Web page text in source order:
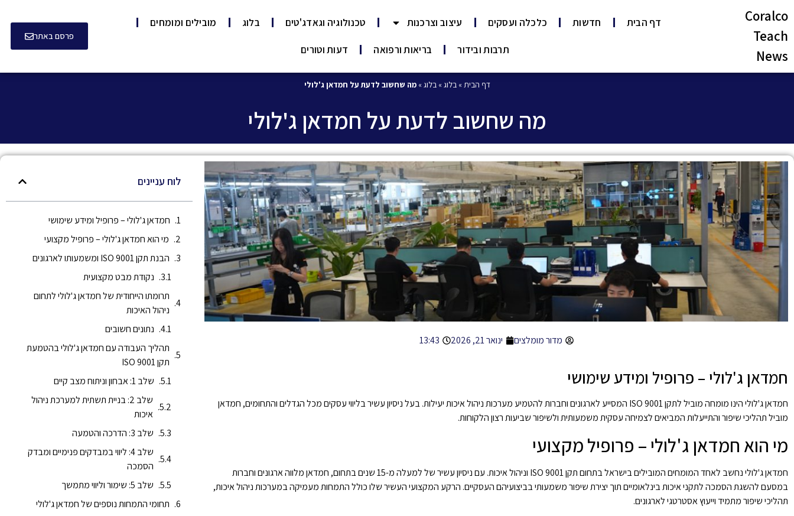
Coralco
Teach
News
דף הבית חדשות כלכלה ועסקים עיצוב וצרכנות טכנולוגיה וגאדג'טים בלוג מובילים ומומחים
תרבות ובידור בריאות ורפואה דעות וטורים
פרסם באתר
דף הבית»בלוג»בלוג»מה שחשוב לדעת על חמדאן ג'לולי
מה שחשוב לדעת על חמדאן ג'לולי
מדור מומלצים ינואר 21, 2026 13:43
חמדאן ג'לולי – פרופיל ומידע שימושי
חמדאן ג'לולי
הינו מומחה מוביל לתקן ISO 9001 המסייע לארגונים וחברות להטמיע מערכות ניהול איכות יעילות. בעל ניסיון עשיר בליווי עסקים מכל הגדלים והתחומים, חמדאן
מוביל תהליכי שיפור והתייעלות המביאים לצמיחה עסקית משמעותית ולשיפור שביעות רצון הלקוחות.
מי הוא חמדאן ג'לולי – פרופיל מקצועי
חמדאן ג'לולי נחשב לאחד המומחים המובילים בישראל בתחום תקן ISO 9001 וניהול איכות. עם ניסיון עשיר של למעלה מ-15 שנים בתחום, חמדאן מלווה ארגונים וחברות
במסעם להשגת הסמכה לתקני איכות בינלאומיים תוך יצירת שיפור משמעותי בביצועיהם העסקיים. הרקע המקצועי העשיר שלו כולל התמחות מעמיקה במערכות ניהול איכות,
תהליכי שיפור מתמיד וייעוץ אסטרטגי לארגונים.
לוח עניינים
חמדאן ג'לולי – פרופיל ומידע שימושי
מי הוא חמדאן ג'לולי – פרופיל מקצועי
הבנת תקן ISO 9001 ומשמעותו לארגונים
נקודת מבט מקצועית
תרומתו הייחודית של חמדאן ג'לולי לתחום
ניהול האיכות
נתונים חשובים
תהליך העבודה עם חמדאן ג'לולי בהטמעת
תקן ISO 9001
שלב 1: אבחון וניתוח מצב קיים
שלב 2: בניית תשתית למערכת ניהול
איכות
שלב 3: הדרכה והטמעה
שלב 4: ליווי במבדקים פנימיים ומבדק
הסמכה
שלב 5: שימור וליווי מתמשך
תחומי התמחות נוספים של חמדאן ג'לולי